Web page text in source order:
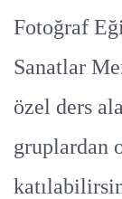
Fotoğraf
Sanatlar
özel ders
gruplardan